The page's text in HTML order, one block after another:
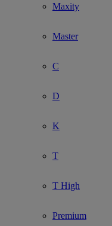
Maxity
Master
C
D
K
T
T High
Premium